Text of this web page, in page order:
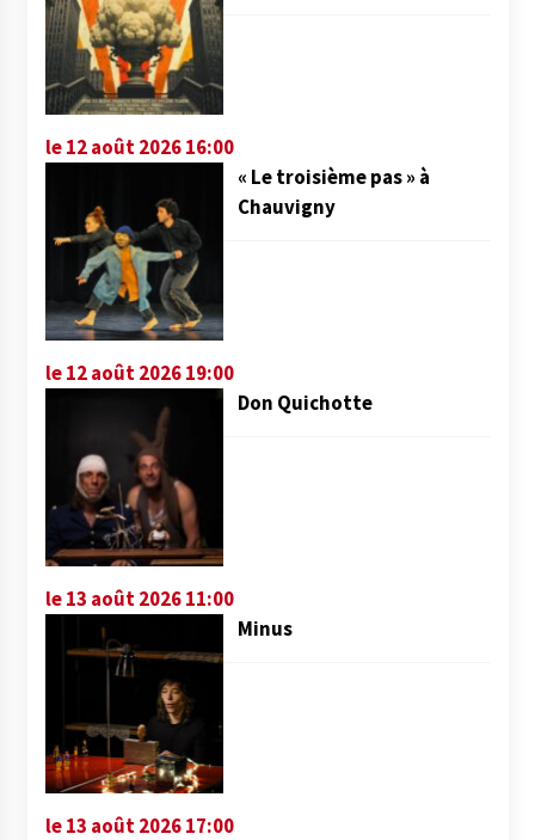
le 12 août 2026 16:00
« Le troisième pas » à
Chauvigny
le 12 août 2026 19:00
Don Quichotte
le 13 août 2026 11:00
Minus
le 13 août 2026 17:00